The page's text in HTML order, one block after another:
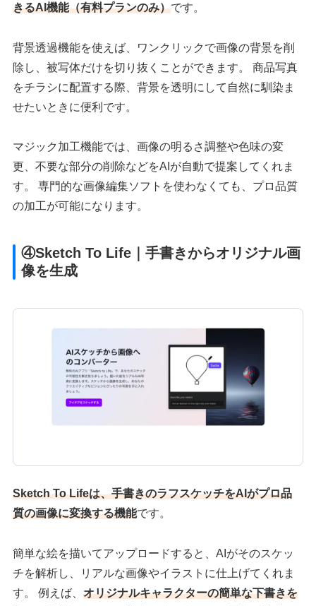
きるAI機能（有料プランのみ）です。
背景透過機能を使えば、ワンクリックで画像の背景を削
除し、被写体だけを切り抜くことができます。 商品写真
をチラシに配置する際、背景を透明にして自然に馴染ま
せたいときに便利です。
マジック加工機能では、画像の明るさ調整や色味の変
更、不要な部分の削除などをAIが自動で提案してくれま
す。 専門的な画像編集ソフトを使わなくても、プロ品質
の加工が可能になります。
④Sketch To Life｜手書きからオリジナル画
像を生成
Sketch To Lifeは、手書きのラフスケッチをAIがプロ品
質の画像に変換する機能です。
簡単な絵を描いてアップロードすると、AIがそのスケッ
チを解析し、リアルな画像やイラストに仕上げてくれま
す。 例えば、オリジナルキャラクターの簡単な下書きを